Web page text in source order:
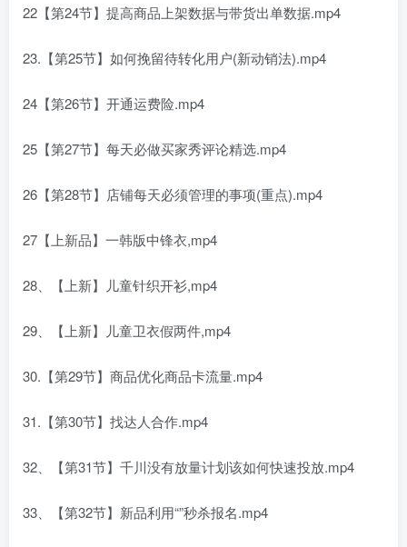
22【第24节】提高商品上架数据与带货出单数据.mp4
23.【第25节】如何挽留待转化用户(新动销法).mp4
24【第26节】开通运费险.mp4
25【第27节】每天必做买家秀评论精选.mp4
26【第28节】店铺每天必须管理的事项(重点).mp4
27【上新品】一韩版中锋衣,mp4
28、【上新】儿童针织开衫,mp4
29、【上新】儿童卫衣假两件,mp4
30.【第29节】商品优化商品卡流量.mp4
31.【第30节】找达人合作.mp4
32、【第31节】千川没有放量计划该如何快速投放.mp4
33、【第32节】新品利用“”秒杀报名.mp4